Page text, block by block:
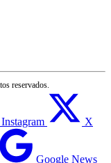
reservados.
Instagram X
Google News